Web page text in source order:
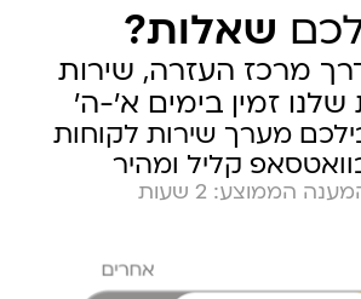
שאלות?
דרך מרכז העזרה, שירות
זמין בימים א׳-ה׳
מערך שירות לקוחות
קליל ומהיר
הממוצע: 2 שעות